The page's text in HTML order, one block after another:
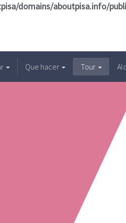
domains/aboutpisa.info/
Que hacer Tour